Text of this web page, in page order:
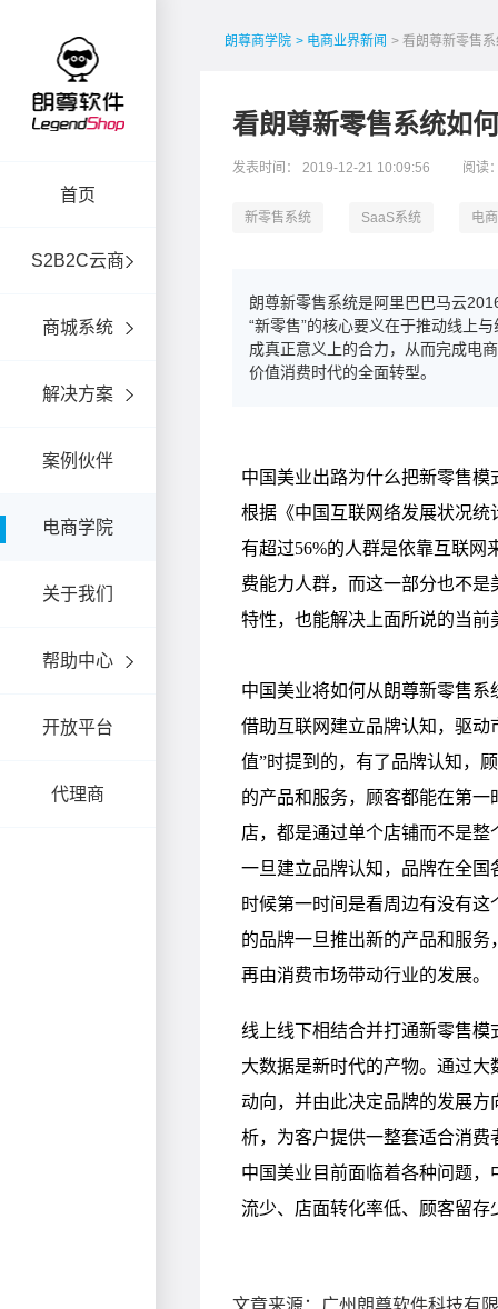
首页
S2B2C云商
商城系统
解决方案
案例伙伴
电商学院
关于我们
帮助中心
开放平台
代理商
朗尊商学院 > 电商业界新闻 > 看朗尊新零售
看朗尊新零售系统如
发表时间： 2019-12-21 10:09:56 阅读
新零售系统 SaaS系统 电
朗尊新零售系统是阿里巴巴马云
“新零售”的核心要义在于推动线上
成真正意义上的合力，从而完成电
价值消费时代的全面转型。
文章来源：广州朗尊软件科技有